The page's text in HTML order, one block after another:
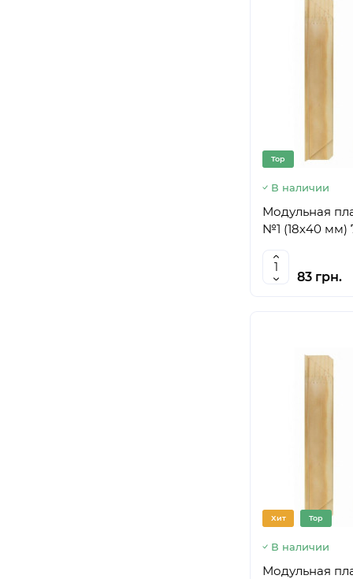
Top
В наличии
Модульная
№1 (18х40 мм)
83 грн.
Хит Top
В наличии
Модульная